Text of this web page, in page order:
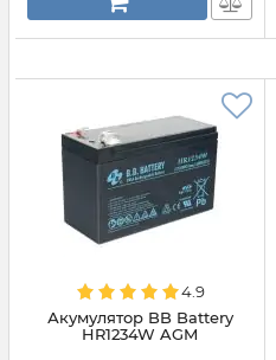
4.9
Акумулятор BB Battery
HR1234W AGM